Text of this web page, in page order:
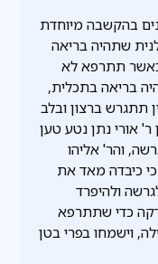
בהקשבה מיוחדת
שתהיה בריאה
תתרפא לא
בריאה בתכלית,
תתגרש ברצון ובלב
אורי נתן נטע טען
והר' אליהו
כיבדה מאד את
ולהיפרד
כדי שתתרפא
וישמחו בפרי בטן